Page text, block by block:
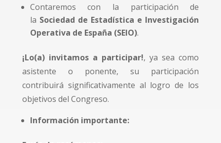
Contaremos con la participación de
la Sociedad de Estadística e Investigación
Operativa de España (SEIO).
¡Lo(a) invitamos a participar!, ya sea como
asistente o ponente, su participación
contribuirá significativamente al logro de los
objetivos del Congreso.
Información importante: